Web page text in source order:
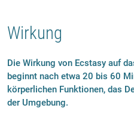
Wirkung
Die Wirkung von Ecstasy auf
beginnt nach etwa 20 bis 60
körperlichen Funktionen, das
der Umgebung.